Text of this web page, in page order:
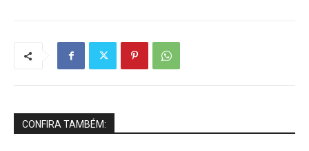
CONFIRA TAMBÉM: